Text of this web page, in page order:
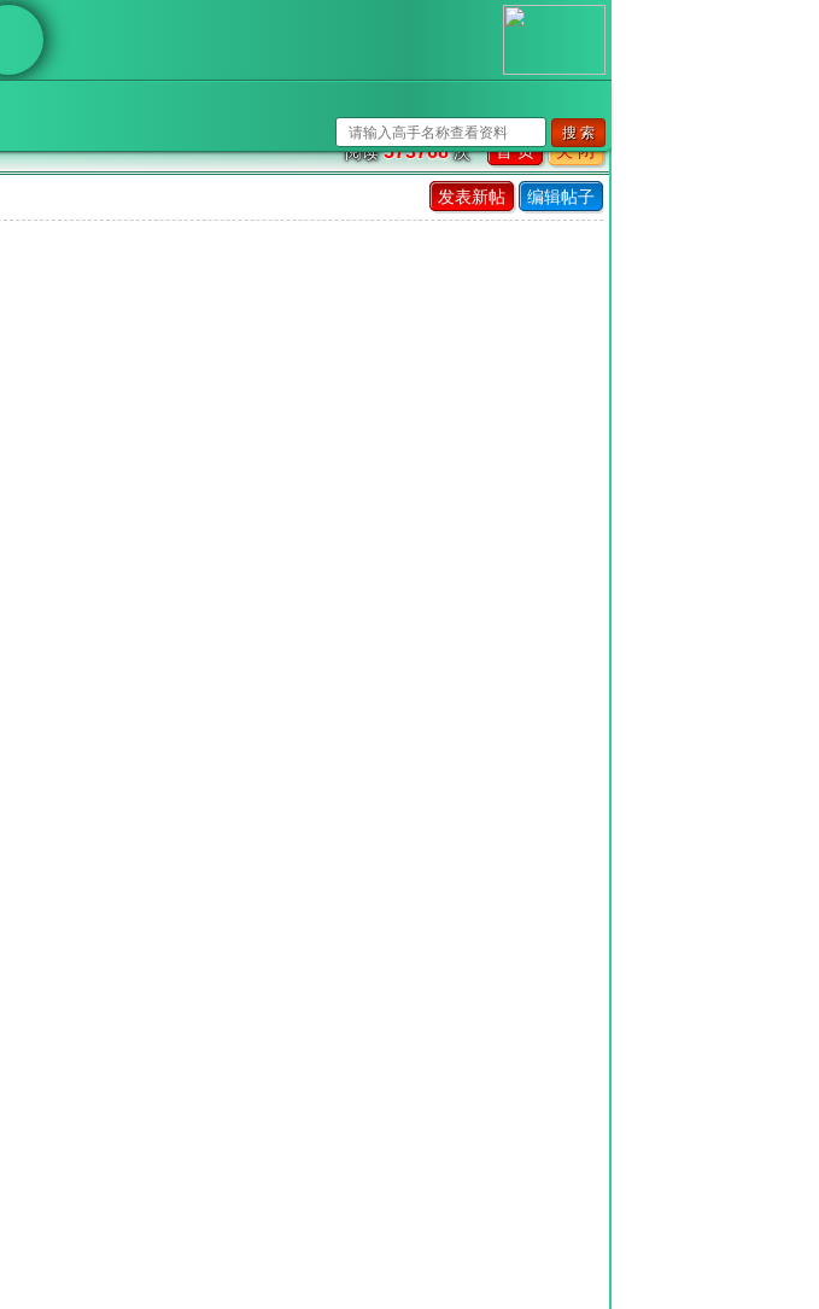
阅读573768次 首 页 关 闭
发表新帖 编辑帖子